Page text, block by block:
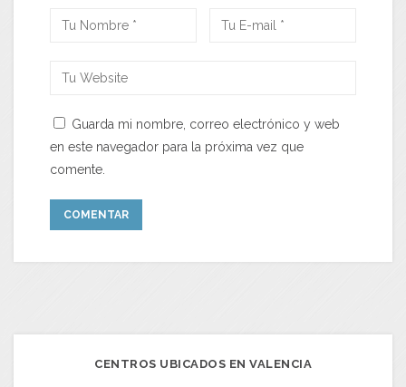
Guarda mi nombre, correo electrónico y web
en este navegador para la próxima vez que
comente.
CENTROS UBICADOS EN VALENCIA